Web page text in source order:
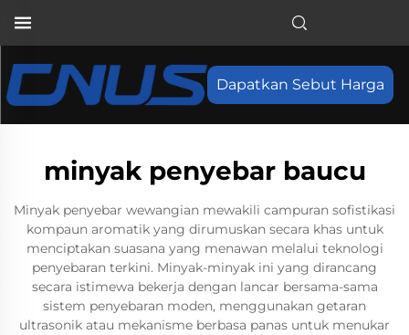
Dapatkan Sebut Harga
minyak penyebar baucu
Minyak penyebar wewangian mewakili campuran sofistikasi
kompaun aromatik yang dirumuskan secara khas untuk
menciptakan suasana yang menawan melalui teknologi
penyebaran terkini. Minyak-minyak ini yang dirancang
secara istimewa bekerja dengan lancar bersama-sama
sistem penyebaran moden, menggunakan getaran
ultrasonik atau mekanisme berbasa panas untuk menukar